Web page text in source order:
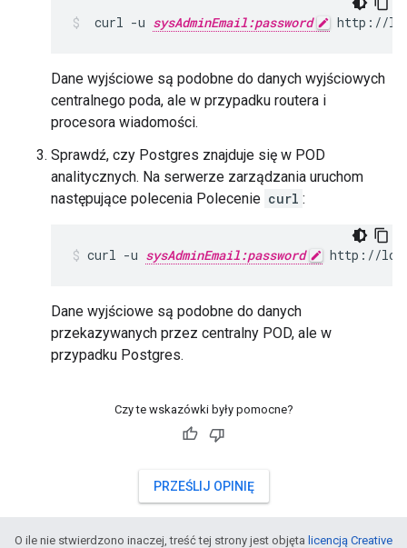
curl -u sysAdminEmail:password http://
Dane wyjściowe są podobne do danych wyjściowych
centralnego poda, ale w przypadku routera i
procesora wiadomości.
Sprawdź, czy Postgres znajduje się w POD
analitycznych. Na serwerze zarządzania uruchom
następujące polecenia Polecenie curl :
curl -u sysAdminEmail:password http://
Dane wyjściowe są podobne do danych
przekazywanych przez centralny POD, ale w
przypadku Postgres.
Czy te wskazówki były pomocne?
PRZEŚLIJ OPINIĘ
O ile nie stwierdzono inaczej, treść tej strony jest objęta licencją Creative